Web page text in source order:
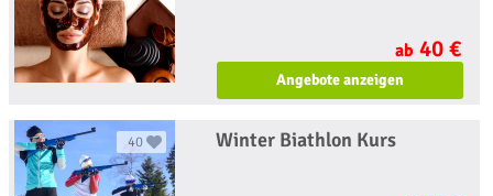
ab 40 €
Angebote anzeigen
40 Winter Biathlon Kurs